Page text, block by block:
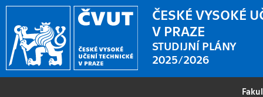
ČESKÉ VYSOKÉ
V PRAZE
STUDIJNÍ PLÁNY
2025/2026